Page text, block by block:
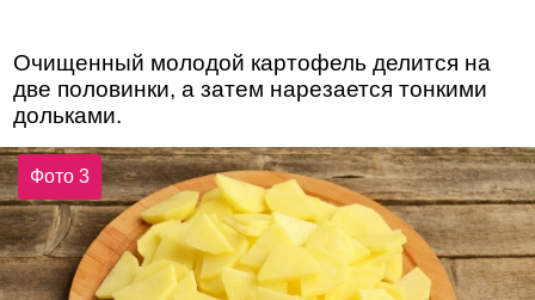
Очищенный молодой картофель делится на
две половинки, а затем нарезается тонкими
дольками.
Фото 3